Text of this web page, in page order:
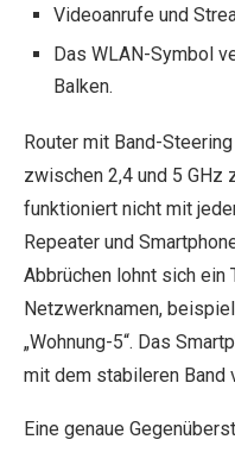
Videoanrufe und
Das WLAN-Symbol
Balken.
Router mit Band-
zwischen 2,4 und 5 GHz
funktioniert nicht mit
Repeater und
Abbrüchen lohnt sich ein
Netzwerknamen,
„Wohnung-5“. Das
mit dem stabileren Band
Eine genaue